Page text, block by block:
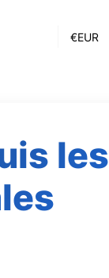
€EUR
les